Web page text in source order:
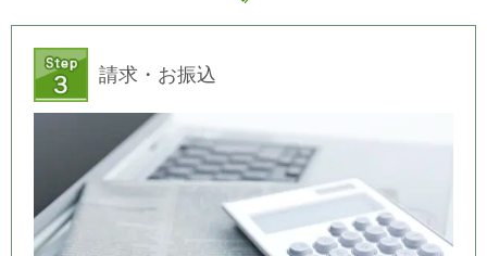
請求・お振込